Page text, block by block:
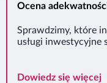
Ocena
Sprawdzimy, które
usługi inwestycyjne
Dowiedz się więcej